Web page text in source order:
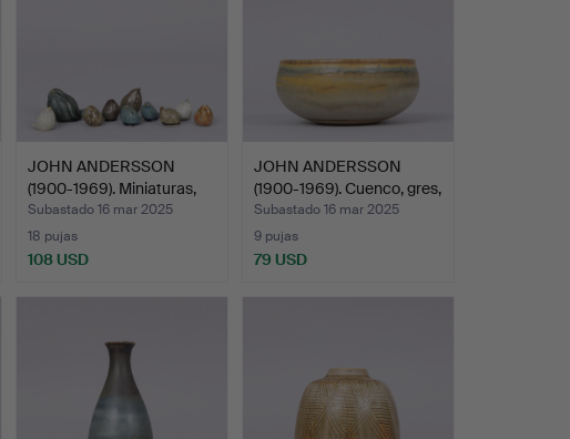
JOHN ANDERSSON
(1900-1969). Miniaturas,
pá…
Subastado 16 mar 2025
18 pujas
108 USD
JOHN ANDERSSON
(1900-1969). Cuenco, gres,
…
Subastado 16 mar 2025
9 pujas
79 USD